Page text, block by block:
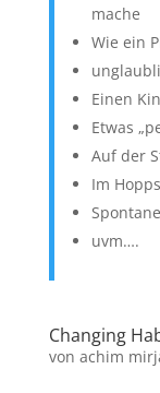
mache
Wie ein
Einen
Etwas
Auf der
Im
uvm….
Changing
von achim